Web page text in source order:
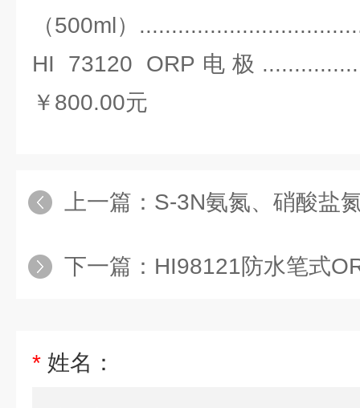
（500ml）
HI 73120 ORP电极
￥800.00元
上一篇： S-3N氨氮、硝酸盐
下一篇： HI98121防水笔式
* 姓名：